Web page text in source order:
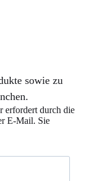
sowie zu
erfordert durch die
E-Mail. Sie